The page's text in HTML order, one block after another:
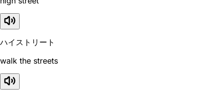
ハイストリート
walk the streets